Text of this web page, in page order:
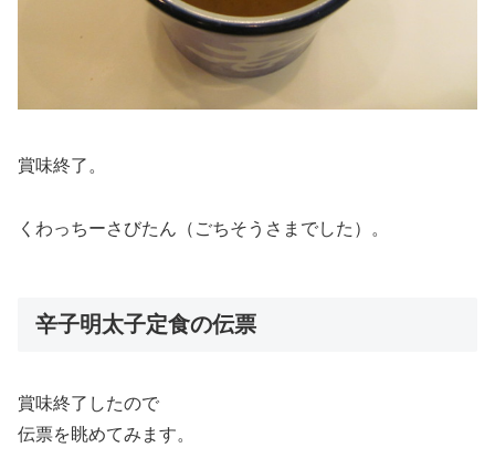
賞味終了。
くわっちーさびたん（ごちそうさまでした）。
辛子明太子定食の伝票
賞味終了したので
伝票を眺めてみます。